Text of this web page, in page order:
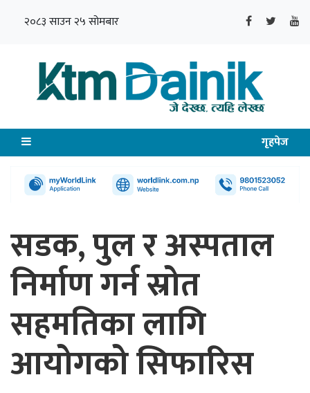
२०८३ साउन २५ सोमबार
गृहपेज
सडक, पुल र अस्पताल
निर्माण गर्न स्रोत
सहमतिका लागि
आयोगको सिफारिस